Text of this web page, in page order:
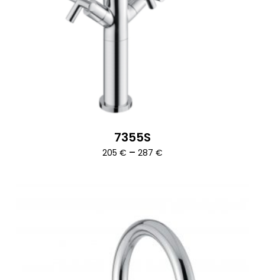
7355S
205 € – 287 €Ártartomány: